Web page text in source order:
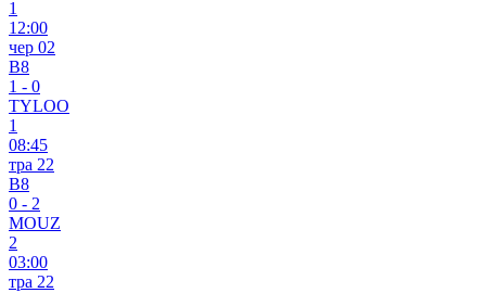
1
12:00
чер 02
B8
1 - 0
TYLOO
1
08:45
тра 22
B8
0 - 2
MOUZ
2
03:00
тра 22